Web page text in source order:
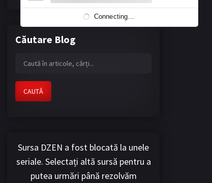
Căutare Blog
CAUTĂ
Sursa DZEN a fost blocată la unele
seriale. Selectați altă sursă pentru a
putea urmări până rezolvăm
Connecting...